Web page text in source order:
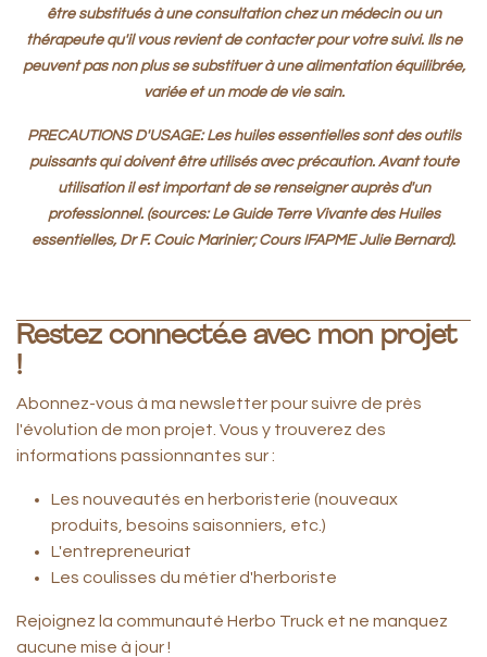
être substitués à une consultation chez un médecin ou un
thérapeute qu'il vous revient de contacter pour votre suivi. Ils ne
peuvent pas non plus se substituer à une alimentation équilibrée,
variée et un mode de vie sain.
PRECAUTIONS D'USAGE: Les huiles essentielles sont des outils
puissants qui doivent être utilisés avec précaution. Avant toute
utilisation il est important de se renseigner auprès d'un
professionnel. (sources: Le Guide Terre Vivante des Huiles
essentielles, Dr F. Couic Marinier; Cours IFAPME Julie Bernard).
Restez connecté.e avec mon projet
!
Abonnez-vous à ma newsletter pour suivre de près
l'évolution de mon projet. Vous y trouverez des
informations passionnantes sur :
Les nouveautés en herboristerie (nouveaux
produits, besoins saisonniers, etc.)
L'entrepreneuriat
Les coulisses du métier d'herboriste
Rejoignez la communauté Herbo Truck et ne manquez
aucune mise à jour !